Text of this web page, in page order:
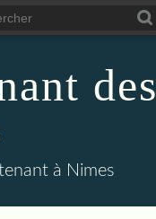
des
à Nimes